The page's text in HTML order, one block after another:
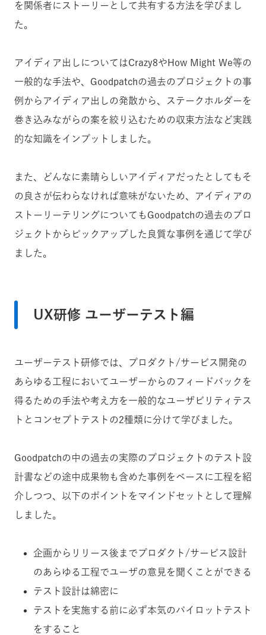
を関係者にストーリーとして共有する方法を学びまし
た。
アイディア出しについてはCrazy8やHow Might We等の
一般的な手法や、Goodpatchの過去のプロジェクトの事
例からアイディア出しの発散から、ステークホルダーを
巻き込みながらの案を絞り込むための収束方法など実践
的な知識をインプットしました。
また、どんなに素晴らしいアイディアだったとしてもそ
の良さが伝わらなければ意味がないため、アイディアの
ストーリーテリングについてもGoodpatchの過去のプロ
ジェクトからピックアップした良質な事例を通じて学び
ました。
UX研修 ユーザーテスト編
ユーザーテスト研修では、プロダクト/サービス開発の
あらゆる工程においてユーザーからのフィードバックを
得るための手法や考え方を一般的なユーザビリティテス
トとコンセプトテストの2種類に分けて学びました。
Goodpatchの中の過去の実際のプロジェクトのテスト設
計書などの途中成果物も含めた事例をベースに工程を紹
介しつつ、以下のポイントをマインドセットとして理解
しました。
企画からリリース後までプロダクト/サービス設計
のあらゆる工程でユーザの意見を聞くことができる
テスト設計は綿密に
テストを実施する前に必ず本気のパイロットテスト
をすること